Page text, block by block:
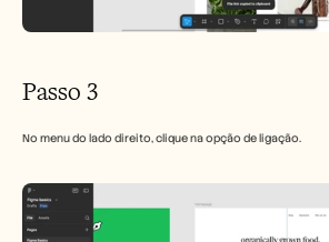
Passo 3
No menu do lado direito, clique na opção de ligação.